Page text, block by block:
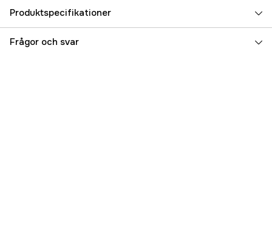
Produktspecifikationer
Referensnummer 5000023989
Frågor och svar